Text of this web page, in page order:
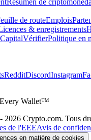
Resumen de
de routeEmplois
& enregistrements
CapitalVérifierPolitique en
RedditDiscordInstagram
Wallet™
Crypto.com. Tous
de l'EEEAvis de
en matière de cookies